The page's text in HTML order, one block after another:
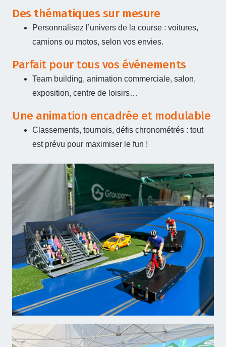
Des thématiques sur mesure
Personnalisez l’univers de la course : voitures,
camions ou motos, selon vos envies.
Parfait pour tous vos événements
Team building, animation commerciale, salon,
exposition, centre de loisirs…
Une animation encadrée et modulable
Classements, tournois, défis chronométrés : tout
est prévu pour maximiser le fun !